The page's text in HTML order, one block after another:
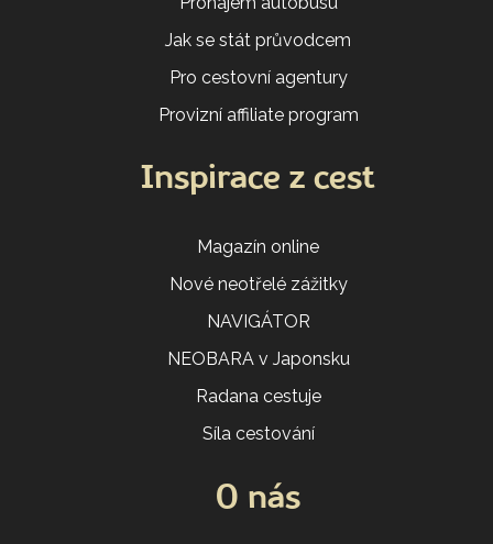
Jak se stát průvodcem
Pro cestovní agentury
Provizní affiliate program
Inspirace z cest
Magazín online
Nové neotřelé zážitky
NAVIGÁTOR
NEOBARA v Japonsku
Radana cestuje
Síla cestování
O nás